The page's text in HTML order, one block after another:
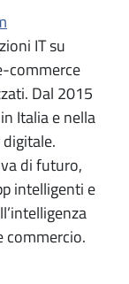
IT su
commerce
Dal 2015
Italia e nella
di futuro,
intelligenti e
commercio.